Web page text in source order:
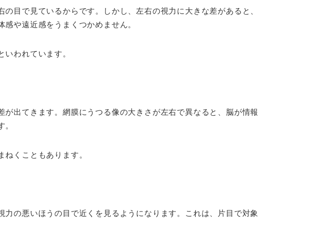
目で見ているからです。しかし、左右の視力に大きな差があると、
や遠近感をうまくつかめません。
われています。
出てきます。網膜にうつる像の大きさが左右で異なると、脳が情報
。
くこともあります。
の悪いほうの目で近くを見るようになります。これは、片目で対象